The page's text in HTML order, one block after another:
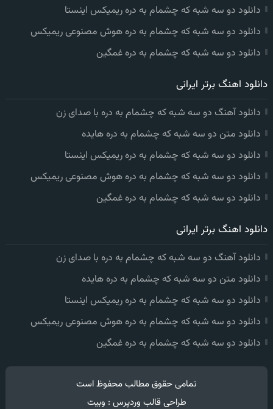
دانلود دو سه شبه که چشمام به دره ریمیکس اینستا
دانلود دو سه شبه که چشمام به دره هوش مصنوعی ریمیکس
دانلود دو سه شبه که چشمام به دره غمگین
دانلود اهنگ برتر ایرانی
دانلود آهنگ دو سه شبه که چشمام به دره با صدای زن
دانلود متن دو سه شبه که چشمام به دره هایده
دانلود دو سه شبه که چشمام به دره ریمیکس اینستا
دانلود دو سه شبه که چشمام به دره هوش مصنوعی ریمیکس
دانلود دو سه شبه که چشمام به دره غمگین
دانلود اهنگ برتر ایرانی
دانلود آهنگ دو سه شبه که چشمام به دره با صدای زن
دانلود متن دو سه شبه که چشمام به دره هایده
دانلود دو سه شبه که چشمام به دره ریمیکس اینستا
دانلود دو سه شبه که چشمام به دره هوش مصنوعی ریمیکس
دانلود دو سه شبه که چشمام به دره غمگین
تمامی حقوق مطالب محفوظ است
طراحی قالب وردپرس : وبیت